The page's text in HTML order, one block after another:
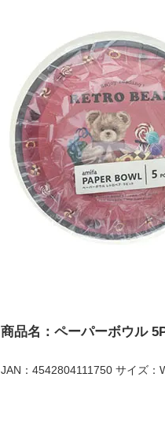
商品名：ペーパーボウル
JAN：4542804111750 サイズ